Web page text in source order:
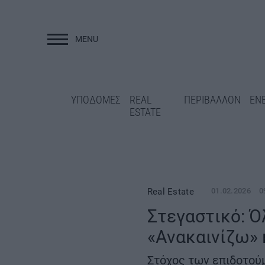
MENU
ΥΠΟΔΟΜΕΣ
REAL
ESTATE
ΠΕΡΙΒΑΛΛΟΝ
ΥΠΟΔΟΜΕΣ
Άγραφα: Νέα έργα στο οδικό
δίκτυο και ΟΧΕ 22,46 εκατ.
Επανεκκίνηση
Νεστορίου: Στον
διαγωνισμός των
Real Estate 01.02.2026
Στεγαστικό:
Στόχος των